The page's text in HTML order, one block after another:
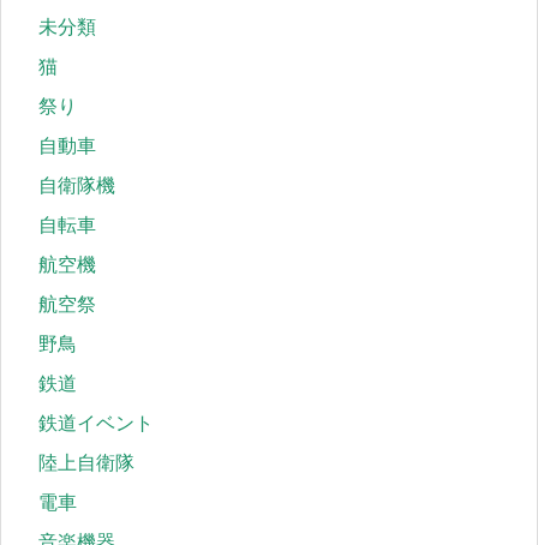
未分類
猫
祭り
自動車
自衛隊機
自転車
航空機
航空祭
野鳥
鉄道
鉄道イベント
陸上自衛隊
電車